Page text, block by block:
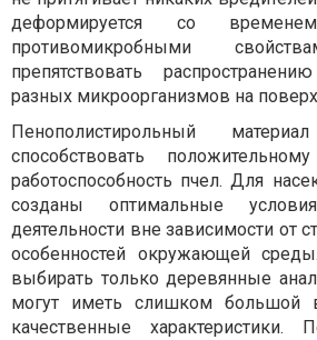
деформируется со
противомикробными
препятствовать
разных микроорганизмов на
Пенополистирольный
способствовать
работоспособность пчел. Для
созданы оптимальные
деятельности вне зависимости от
особенностей окружающей
выбирать только деревянные
могут иметь слишком
качественные характеристики.